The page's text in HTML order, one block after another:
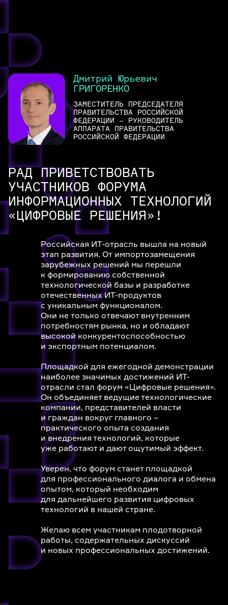
Маркетплейсы, агрегаторы и классифайды,
онлайн-банки, Госуслуги
Центры обучения цифровым компетенциям,
карьерные платформы, образовательные сервисы,
социальные сети, онлайн-кинотеатры, игровые
платформы и видеоагрегаторы
Дмитрий Юрьевич
ГРИГОРЕНКО
ЗАМЕСТИТЕЛЬ ПРЕДСЕДАТЕЛЯ
ПРАВИТЕЛЬСТВА РОССИЙСКОЙ
ФЕДЕРАЦИИ – РУКОВОДИТЕЛЬ
АППАРАТА ПРАВИТЕЛЬСТВА
РОССИЙСКОЙ ФЕДЕРАЦИИ
РАД ПРИВЕТСТВОВАТЬ
УЧАСТНИКОВ ФОРУМА
ИНФОРМАЦИОННЫХ ТЕХНОЛОГИЙ
«ЦИФРОВЫЕ РЕШЕНИЯ»!
Российская ИТ-отрасль вышла на новый
этап развития. От импортозамещения
зарубежных решений мы перешли
к формированию собственной
технологической базы и разработке
отечественных ИТ-продуктов
с уникальным функционалом.
Они не только отвечают внутренним
потребностям рынка, но и обладают
высокой конкурентоспособностью
и экспортным потенциалом.
Площадкой для ежегодной демонстрации
наиболее значимых достижений ИТ-
отрасли стал форум «Цифровые решения».
Он объединяет ведущие технологические
компании, представителей власти
и граждан вокруг главного –
практического опыта создания
и внедрения технологий, которые
уже работают и дают ощутимый эффект.
Уверен, что форум станет площадкой
для профессионального диалога и обмена
опытом, который необходим
для дальнейшего развития цифровых
технологий в нашей стране.
Желаю всем участникам плодотворной
работы, содержательных дискуссий
и новых профессиональных достижений.